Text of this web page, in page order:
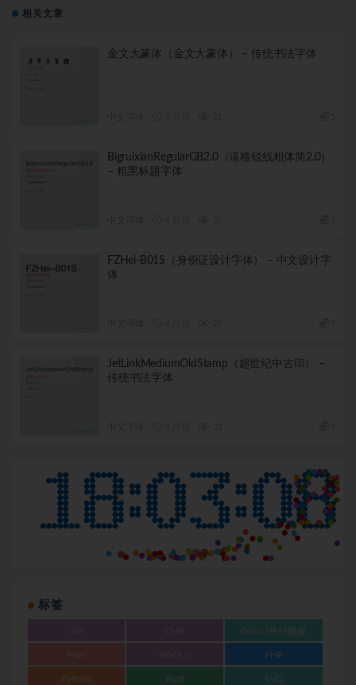
相关文章
金文大篆体（金文大篆体） – 传统书法字体
BigruixianRegularGB2.0（逼格锐线粗体简2.0）
– 粗黑标题字体
FZHei-B01S（身份证设计字体） – 中文设计字
体
JetLinkMediumOldStamp（超世纪中古印） –
传统书法字体
标签
Discuz整站模板
PHP
Python Rust SVG